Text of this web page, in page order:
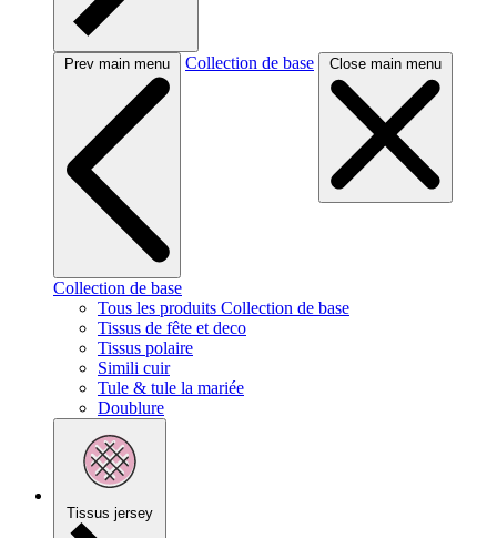
Prev main menu Collection de base Close main menu
Collection de base
Tous les produits Collection de base
Tissus de fête et deco
Tissus polaire
Simili cuir
Tule & tule la mariée
Doublure
Tissus jersey